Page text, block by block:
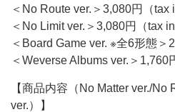
＜No Route ver.＞3,080円（tax
＜No Limit ver.＞3,080円（tax in.
＜Board Game ver. ※全6形態＞
＜Weverse Albums ver.＞1,760
【商品内容（No Matter ver./No
ver.）】